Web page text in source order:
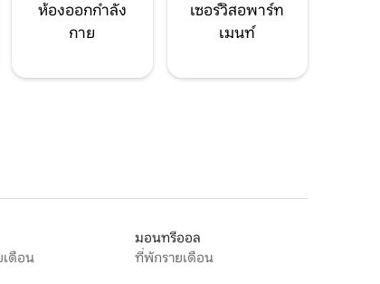
ห้องออกกำลัง
กาย
เซอร์วิสอพาร์ท
เมนท์
ดือน
มอนทรีออล
ที่พักรายเดือน